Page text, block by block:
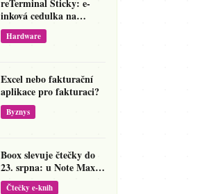
reTerminal Sticky: e-
inková cedulka na
ledničku, která přepíše
váš hlas na vzkaz
Hardware
Excel nebo fakturační
aplikace pro fakturaci?
Byznys
Boox slevuje čtečky do
23. srpna: u Note Maxu
jde cena dolů o 138 eur
Čtečky e-knih